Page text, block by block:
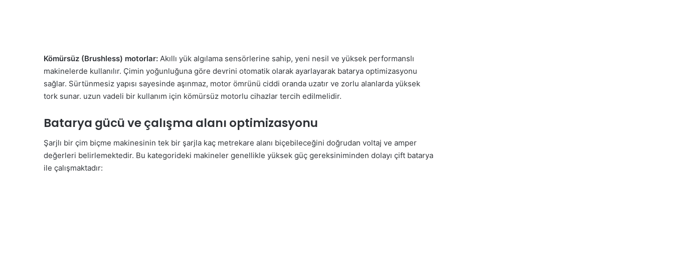
Kömürsüz (Brushless) motorlar: Akıllı yük algılama sensörlerine sahip, yeni nesil ve yüksek performanslı
makinelerde kullanılır. Çimin yoğunluğuna göre devrini otomatik olarak ayarlayarak batarya optimizasyonu
sağlar. Sürtünmesiz yapısı sayesinde aşınmaz, motor ömrünü ciddi oranda uzatır ve zorlu alanlarda yüksek
tork sunar. uzun vadeli bir kullanım için kömürsüz motorlu cihazlar tercih edilmelidir.
Batarya gücü ve çalışma alanı optimizasyonu
Şarjlı bir çim biçme makinesinin tek bir şarjla kaç metrekare alanı biçebileceğini doğrudan voltaj ve amper
değerleri belirlemektedir. Bu kategorideki makineler genellikle yüksek güç gereksiniminden dolayı çift batarya
ile çalışmaktadır: